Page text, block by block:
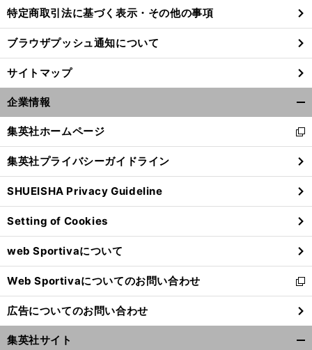
特定商取引法に基づく表示・その他の事項
ブラウザプッシュ通知について
サイトマップ
企業情報
閉
る
集英社ホームページ
新
し
い
ウ
ィ
ン
ド
ウ
で
開
く
集英社プライバシーガイドライン
SHUEISHA Privacy Guideline
Setting of Cookies
web Sportivaについて
Web Sportivaについてのお問い合わせ
新
し
い
ウ
ィ
広告についてのお問い合わせ
集英社サイト